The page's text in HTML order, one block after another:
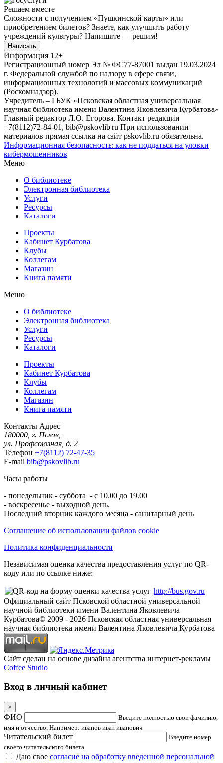
Решаем вместе
Сложности с получением «Пушкинской карты» или
приобретением билетов? Знаете, как улучшить работу
учреждений культуры? Напишите — решим!
Написать
Информация 12+
Регистрационный номер Эл № ФС77-87001 выдан 19.03.2024
г. Федеральной службой по надзору в сфере связи,
информационных технологий и массовых коммуникаций
(Роскомнадзор).
Учредитель – ГБУК «Псковская областная универсальная
научная библиотека имени Валентина Яковлевича Курбатова»
Главный редактор Л.О. Егорова. Контакт редакции
+7(8112)72-84-01, bib@pskovlib.ru При использовании
материалов прямая ссылка на сайт pskovlib.ru обязательна.
Информационная безопасность: как не поддаться на уловки
кибермошенников
Меню
О библиотеке
Электронная библиотека
Услуги
Ресурсы
Каталоги
Проекты
Кабинет Курбатова
Клубы
Коллегам
Магазин
Книга памяти
Меню
О библиотеке
Электронная библиотека
Услуги
Ресурсы
Каталоги
Проекты
Кабинет Курбатова
Клубы
Коллегам
Магазин
Книга памяти
Контакты Адрес
180000, г. Псков,
ул. Профсоюзная, д. 2
Телефон +7(8112) 72-47-35
E-mail bib@pskovlib.ru
Часы работы
- понедельник - суббота - с 10.00 до 19.00
- воскресенье - выходной день.
Последний вторник каждого месяца - санитарный день
Соглашение об использовании файлов cookie
Политика конфиденциальности
Независимая оценка качества предоставления услуг по QR-
коду или по ссылке ниже:
http://bus.gov.ru
Официальный сайт Псковской областной универсальной
научной библиотеки имени Валентина Яковлевича
Курбатова© 2009 - 2026 Псковская областная универсальная
научная библиотека имени Валентина Яковлевича Курбатова
Сайт сделан на основе дизайна агентства интернет-рекламы
Coffee Studio
Вход в личный кабинет
×
ФИО
Введите полностью свои фамилию,
имя и отчество. Например: иванов иван иванович
Читательский билет
Введите номер
своего читательского билета.
Даю свое согласие на обработку введенной персональной